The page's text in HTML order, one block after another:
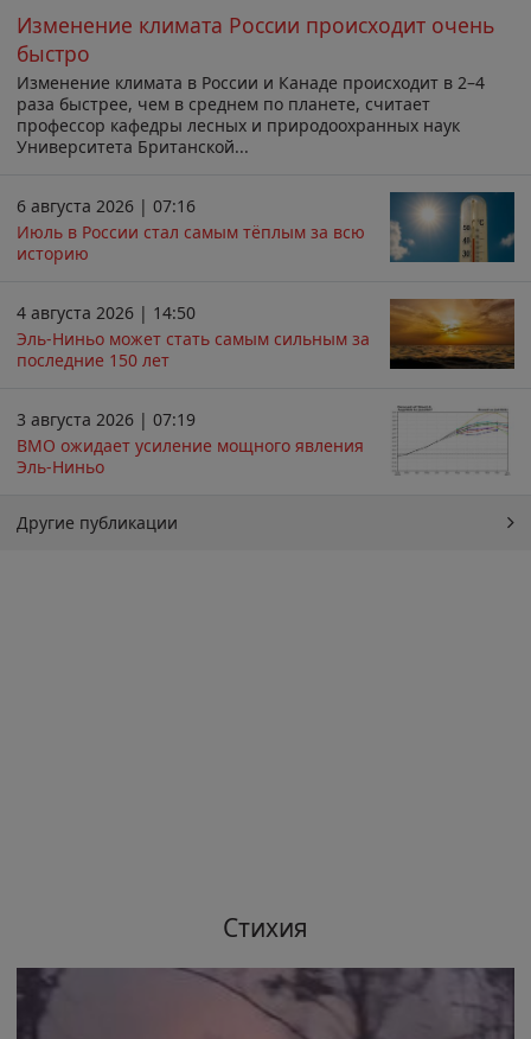
Изменение климата России происходит очень
быстро
Изменение климата в России и Канаде происходит в 2–4
раза быстрее, чем в среднем по планете, считает
профессор кафедры лесных и природоохранных наук
Университета Британской...
6 августа 2026 | 07:16
Июль в России стал самым тёплым за всю
историю
4 августа 2026 | 14:50
Эль-Ниньо может стать самым сильным за
последние 150 лет
3 августа 2026 | 07:19
ВМО ожидает усиление мощного явления
Эль-Ниньо
Другие публикации
Стихия